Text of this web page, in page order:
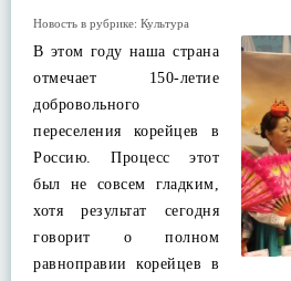
Новость в рубрике: Культура
В этом году наша страна
отмечает 150-летие
добровольного
переселения корейцев в
Россию. Процесс этот
был не совсем гладким,
хотя результат сегодня
говорит о полном
равноправии корейцев в